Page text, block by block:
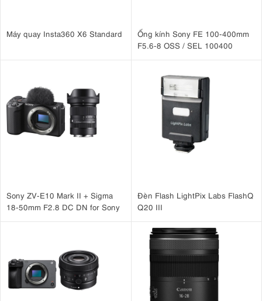
Máy quay Insta360 X6 Standard
Ống kính Sony FE 100-400mm
F5.6-8 OSS / SEL 100400
Sony ZV-E10 Mark II + Sigma
18-50mm F2.8 DC DN for Sony
Đèn Flash LightPix Labs FlashQ
Q20 III